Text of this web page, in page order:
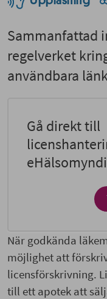
Sammanfattad
regelverket
användbara
Gå direkt till
När godkända
möjlighet att
licensförskrivning.
till ett apotek att